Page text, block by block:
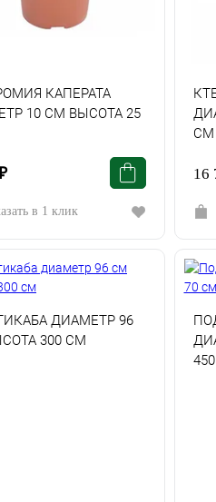
КАПЕРАТА
10 СМ ВЫСОТА 25
в 1 клик
СМ
16
ДИАМЕТР 96
300 СМ